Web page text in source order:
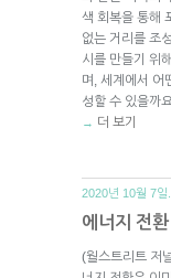
색 회복을 통해
없는 거리를 조
시를 만들기 위
며, 세계에서 어
성할 수 있을까
→ 더 보기
2020년 10월 7일.
에너지 전
(월스트리트 저